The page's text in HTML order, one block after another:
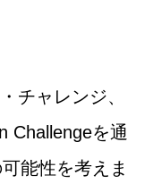
チャレンジ、
Challengeを通
能性を考えま